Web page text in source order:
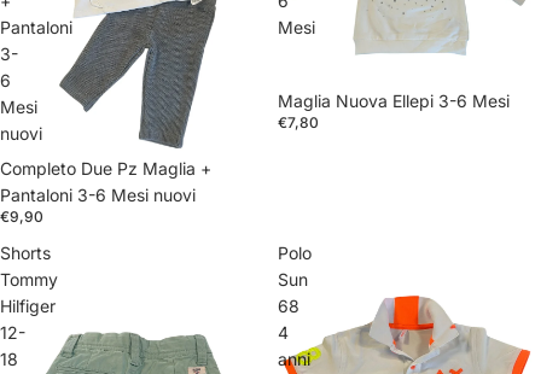
Pantaloni
3-
6
Mesi
nuovi
Completo Due Pz Maglia +
Pantaloni 3-6 Mesi nuovi
€9,90
Mesi
Maglia Nuova Ellepi 3-6 Mesi
€7,80
Shorts
Tommy
Hilfiger
12-
18
Polo
Sun
68
4
anni